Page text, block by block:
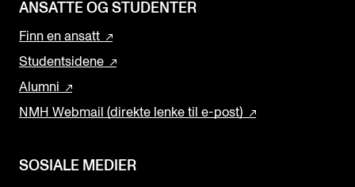
ANSATTE OG STUDENTER
Finn en ansatt
Studentsidene
Alumni
NMH Webmail (direkte lenke til e-post)
SOSIALE MEDIER